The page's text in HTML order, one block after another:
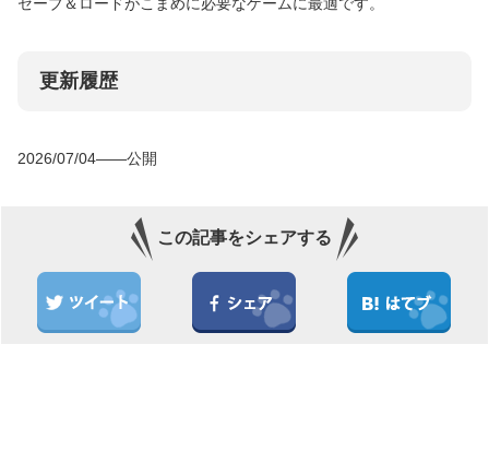
セーブ＆ロードがこまめに必要なゲームに最適です。
更新履歴
2026/07/04――公開
この記事をシェアする